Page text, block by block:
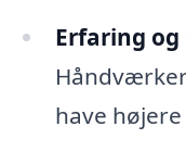
Erfaring
have højere